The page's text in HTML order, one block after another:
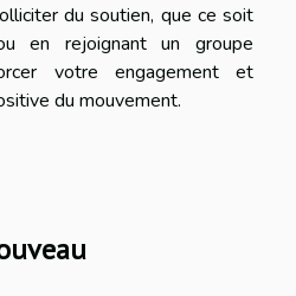
du soutien, que ce soit
en rejoignant un groupe
votre engagement et
du mouvement.